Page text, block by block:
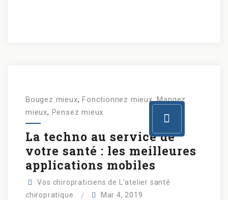
Bougez mieux,Fonctionnez mieux,Mangez
mieux, Pensez mieux
La techno au service de
votre santé : les meilleures
applications mobiles
Vos chiropraticiens de L'atelier santé
chiropratique
Mar 4, 2019